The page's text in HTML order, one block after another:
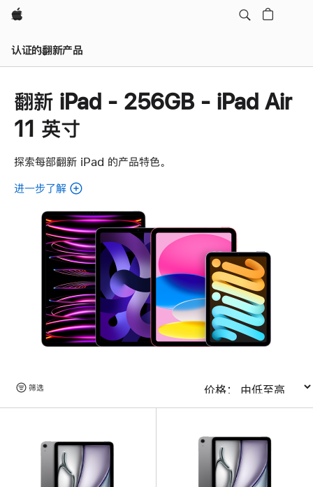
Apple
认证的翻新产品
翻新 iPad - 256GB - iPad Air
11 英寸
探索每部翻新 iPad 的产品特色。
进一步了解
各
款
翻
新
iPad。
览
筛选